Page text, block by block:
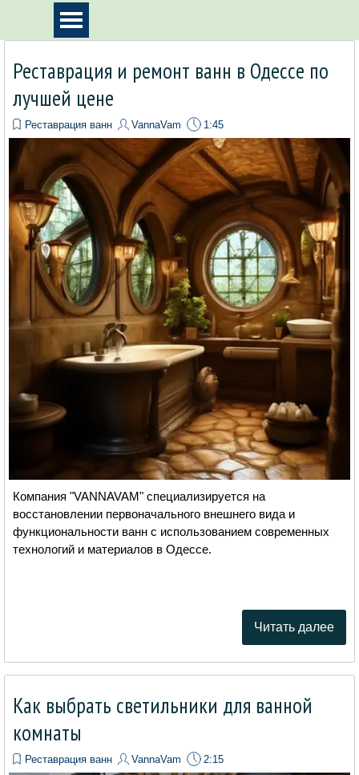
Перейти к контентуПропустить меню
Реставрация и ремонт ванн в Одессе по
лучшей цене
Реставрация ванн VannaVam 1:45
Компания "VANNAVAM" специализируется на
восстановлении первоначального внешнего вида и
функциональности ванн с использованием современных
технологий и материалов в Одессе.
Читать далее
Как выбрать светильники для ванной
комнаты
Реставрация ванн VannaVam 2:15